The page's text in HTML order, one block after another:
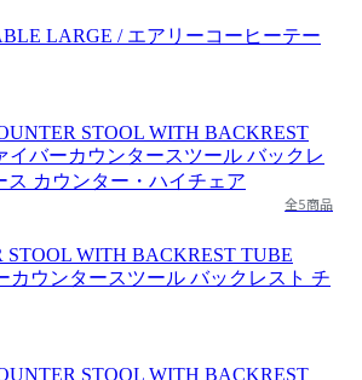
LARGE / エアリーコーヒーテー
全5商品
STOOL WITH BACKREST TUBE
カウンタースツール バックレスト チ